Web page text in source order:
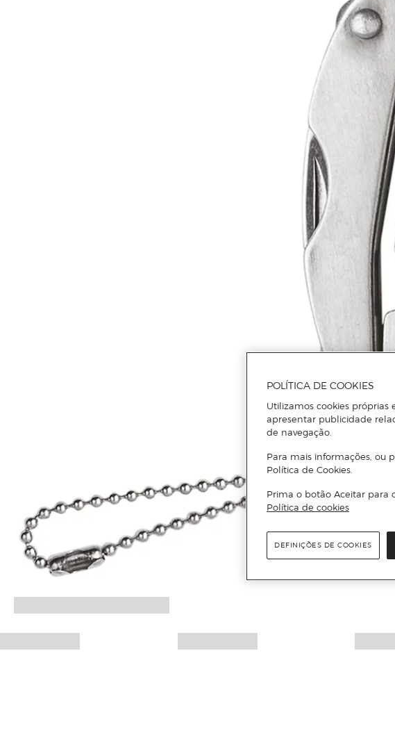
POLÍTICA DE COOKIES
Utilizamos cookies próprias
apresentar publicidade
de navegação.
Para mais informações, ou
Política de Cookies.
Prima o botão Aceitar para
Política de cookies
DEFINIÇÕES DE COOKIES